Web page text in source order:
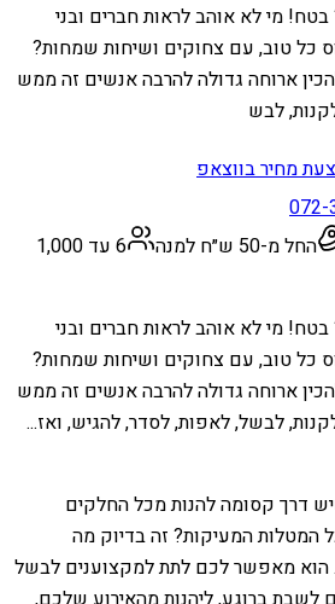
מי לא אוהב לראות חברים ובני
כל טוב, עם צחוקים ושיחות שמחות?
ארוחה גדולה להרבה אנשים זה ממש
לבש
מחיר בווצאפ
072-
החל מ-50 ש״ח למנה
6 עד 1,000
מי לא אוהב לראות חברים ובני
כל טוב, עם צחוקים ושיחות שמחות?
ארוחה גדולה להרבה אנשים זה ממש
לבשל, לאפות, לסדר, להגיש, ואז...
דרך קסומה להנות מכל החלקים
המטלות המעיקות? זה בדיוק מה
הוא מאפשר לכם לתת למקצוענים לבשל